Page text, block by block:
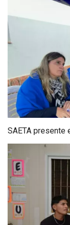
SAETA presente